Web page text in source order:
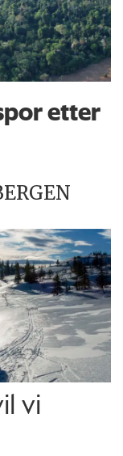
etter
vi